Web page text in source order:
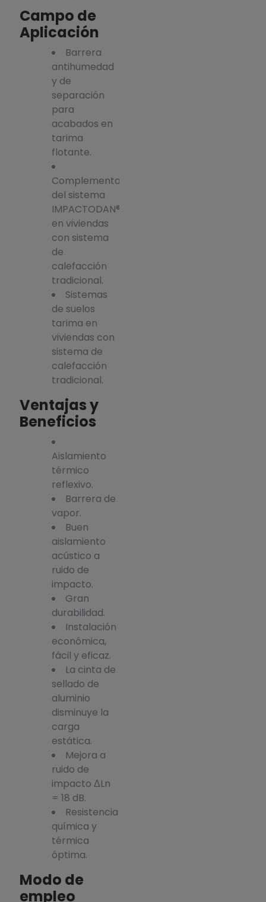
Campo de
Aplicación
Barrera
antihumedad
y de
separación
para
acabados en
tarima
flotante.
Complemento
del sistema
IMPACTODAN®
en viviendas
con sistema
de
calefacción
tradicional.
Sistemas
de suelos
tarima en
viviendas con
sistema de
calefacción
tradicional.
Ventajas y
Beneficios
Aislamiento
térmico
reflexivo.
Barrera de
vapor.
Buen
aislamiento
acústico a
ruido de
impacto.
Gran
durabilidad.
Instalación
económica,
fácil y eficaz.
La cinta de
sellado de
aluminio
disminuye la
carga
estática.
Mejora a
ruido de
impacto ΔLn
= 18 dB.
Resistencia
química y
térmica
óptima.
Modo de
empleo